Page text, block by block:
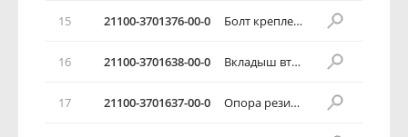
15 21100-3701376-00-0 Болт крепления генератора
16 21100-3701638-00-0 Вкладыш втулки компенсирующей
17 21100-3701637-00-0 Опора резиновая